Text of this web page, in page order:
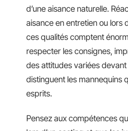
d’une aisance naturelle.
aisance en entretien ou lors
ces qualités comptent
respecter les consignes,
des attitudes variées devant
distinguent les mannequins
esprits.
Pensez aux compétences